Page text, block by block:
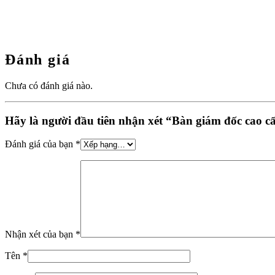
Đánh giá
Chưa có đánh giá nào.
Hãy là người đầu tiên nhận xét “Bàn giám đốc cao
Đánh giá của bạn *
Nhận xét của bạn *
Tên *